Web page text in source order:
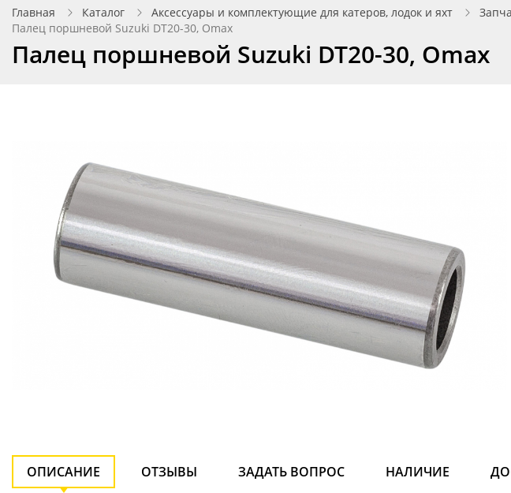
Главная Каталог Аксессуары и комплектующие для катеров, лодок и яхт
Палец поршневой Suzuki DT20-30, Omax
Палец поршневой Suzuki DT20-30, Omax
ОПИСАНИЕ ОТЗЫВЫ ЗАДАТЬ ВОПРОС НАЛИЧИЕ